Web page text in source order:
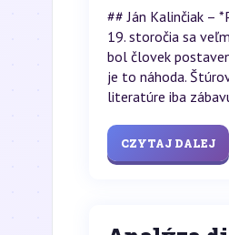
## Ján Kalinčiak –
19. storočia sa
bol človek
je to náhoda.
literatúre iba
CZYTAJ DALEJ